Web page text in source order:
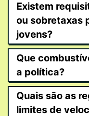
Existem
ou sobretaxas
jovens?
Que
a política?
Quais são as
limites de